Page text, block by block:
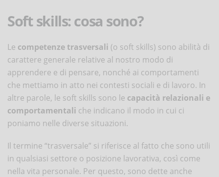
Soft skills: cosa sono?
Le competenze trasversali (o soft skills) sono abilità di
carattere generale relative al nostro modo di
apprendere e di pensare, nonché ai comportamenti
che mettiamo in atto nei contesti sociali e di lavoro. In
altre parole, le soft skills sono le capacità relazionali e
comportamentali che indicano il modo in cui ci
poniamo nelle diverse situazioni.
Il termine “trasversale” si riferisce al fatto che sono utili
in qualsiasi settore o posizione lavorativa, così come
nella vita personale. Per questo, sono dette anche